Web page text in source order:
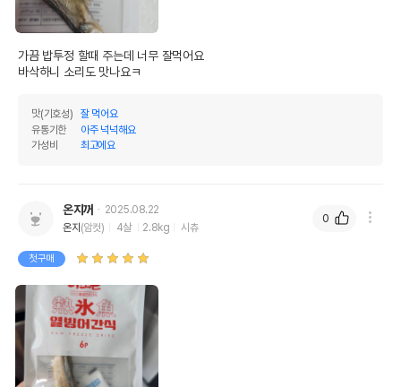
가끔 밥투정 할때 주는데 너무 잘먹어요
바삭하니 소리도 맛나요ㅋ
맛(기호성)
잘 먹어요
유통기한
아주 넉넉해요
가성비
최고에요
온지꺼
2025.08.22
온지(암컷) 4살 2.8kg 시츄
첫구매
0